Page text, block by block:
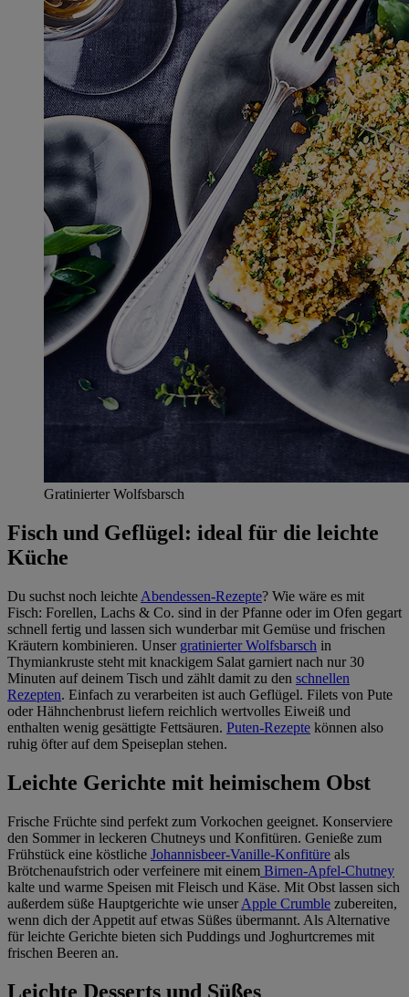
Gratinierter Wolfsbarsch
Fisch und Geflügel: ideal für die leichte
Küche
Du suchst noch leichte Abendessen-Rezepte? Wie wäre es mit
Fisch: Forellen, Lachs & Co. sind in der Pfanne oder im Ofen gegart
schnell fertig und lassen sich wunderbar mit Gemüse und frischen
Kräutern kombinieren. Unser gratinierter Wolfsbarsch in
Thymiankruste steht mit knackigem Salat garniert nach nur 30
Minuten auf deinem Tisch und zählt damit zu den schnellen
Rezepten. Einfach zu verarbeiten ist auch Geflügel. Filets von Pute
oder Hähnchenbrust liefern reichlich wertvolles Eiweiß und
enthalten wenig gesättigte Fettsäuren. Puten-Rezepte können also
ruhig öfter auf dem Speiseplan stehen.
Leichte Gerichte mit heimischem Obst
Frische Früchte sind perfekt zum Vorkochen geeignet. Konserviere
den Sommer in leckeren Chutneys und Konfitüren. Genieße zum
Frühstück eine köstliche Johannisbeer-Vanille-Konfitüre als
Brötchenaufstrich oder verfeinere mit einem Birnen-Apfel-Chutney
kalte und warme Speisen mit Fleisch und Käse. Mit Obst lassen sich
außerdem süße Hauptgerichte wie unserApple Crumble zubereiten,
wenn dich der Appetit auf etwas Süßes übermannt. Als Alternative
für leichte Gerichte bieten sich Puddings und Joghurtcremes mit
frischen Beeren an.
Leichte Desserts und Süßes